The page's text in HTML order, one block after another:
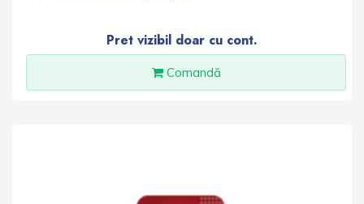
Pret vizibil doar cu cont.
Comandă